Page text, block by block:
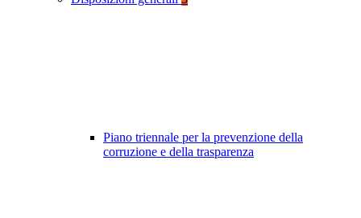
Piano triennale per la prevenzione della
corruzione e della trasparenza